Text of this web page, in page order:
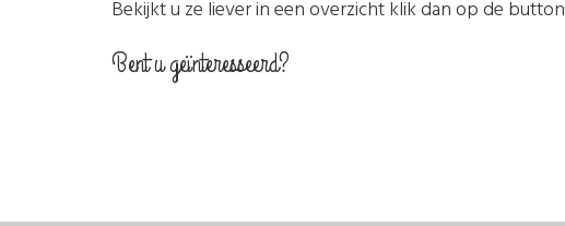
Bekijkt u ze liever in een overzicht klik dan op de button
Bent u geïnteresseerd?